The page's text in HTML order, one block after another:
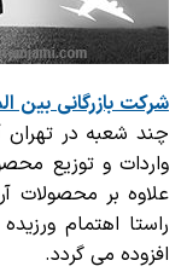
شرکت بازرگانیبین
چند شعبه در تهران
واردات و توزیع
علاوه بر محصولات
راستا اهتمام
افزوده می گردد.